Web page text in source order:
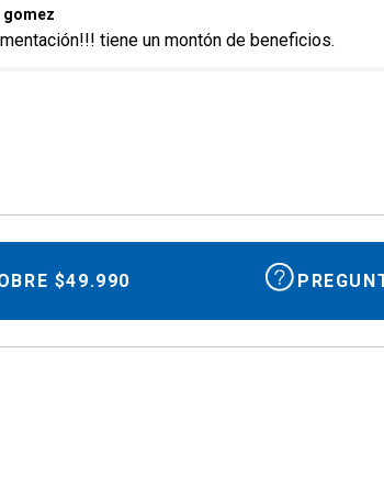
gomez
tiene un montón de beneficios.
$49.990